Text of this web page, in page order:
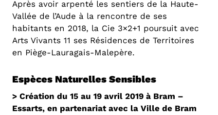
Après avoir arpenté les sentiers de la Haute-
Vallée de l’Aude à la rencontre de ses
habitants en 2018, la Cie 3×2+1 poursuit avec
Arts Vivants 11 ses Résidences de Territoires
en Piège-Lauragais-Malepère.
Espèces Naturelles Sensibles
> Création du 15 au 19 avril 2019 à Bram –
Essarts, en partenariat avec la Ville de Bram